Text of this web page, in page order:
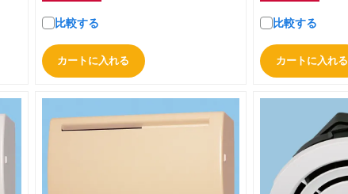
比較する
カートに入れる
比較する
カートに入れる